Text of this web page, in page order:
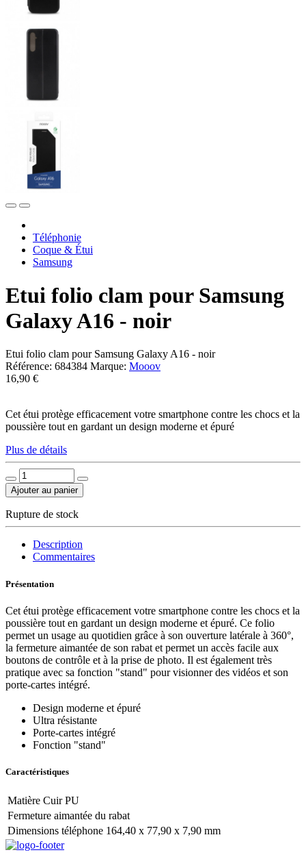
Téléphonie
Coque & Étui
Samsung
Etui folio clam pour Samsung
Galaxy A16 - noir
Etui folio clam pour Samsung Galaxy A16 - noir
Référence: 684384 Marque: Mooov
16,90 €
Cet étui protège efficacement votre smartphone contre les chocs et la
poussière tout en gardant un design moderne et épuré
Plus de détails
Ajouter au panier
Rupture de stock
Description
Commentaires
Présentation
Cet étui protège efficacement votre smartphone contre les chocs et la
poussière tout en gardant un design moderne et épuré. Ce folio
permet un usage au quotidien grâce à son ouverture latérale à 360°,
la fermeture aimantée de son rabat et permet un accès facile aux
boutons de contrôle et à la prise de photo. Il est également très
pratique avec sa fonction "stand" pour visionner des vidéos et son
porte-cartes intégré.
Design moderne et épuré
Ultra résistante
Porte-cartes intégré
Fonction "stand"
Caractéristiques
Matière Cuir PU
Fermeture aimantée du rabat
Dimensions téléphone 164,40 x 77,90 x 7,90 mm